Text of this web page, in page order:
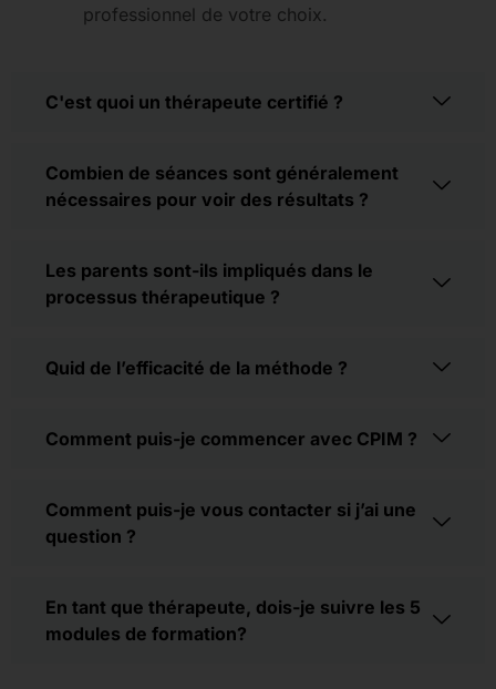
professionnel de votre choix.
C'est quoi un thérapeute certifié ?
Combien de séances sont généralement
nécessaires pour voir des résultats ?
Les parents sont-ils impliqués dans le
processus thérapeutique ?
Quid de l’efficacité de la méthode ?
Comment puis-je commencer avec CPIM ?
Comment puis-je vous contacter si j’ai une
question ?
En tant que thérapeute, dois-je suivre les 5
modules de formation?